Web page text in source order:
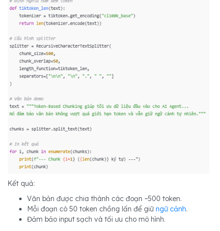
Kết quả:
Văn bản được chia thành các đoạn ~500 token.
Mỗi đoạn có 50 token chồng lấn để giữngữ cảnh.
Đảm bảo input sạch và tối ưu cho mô hình.